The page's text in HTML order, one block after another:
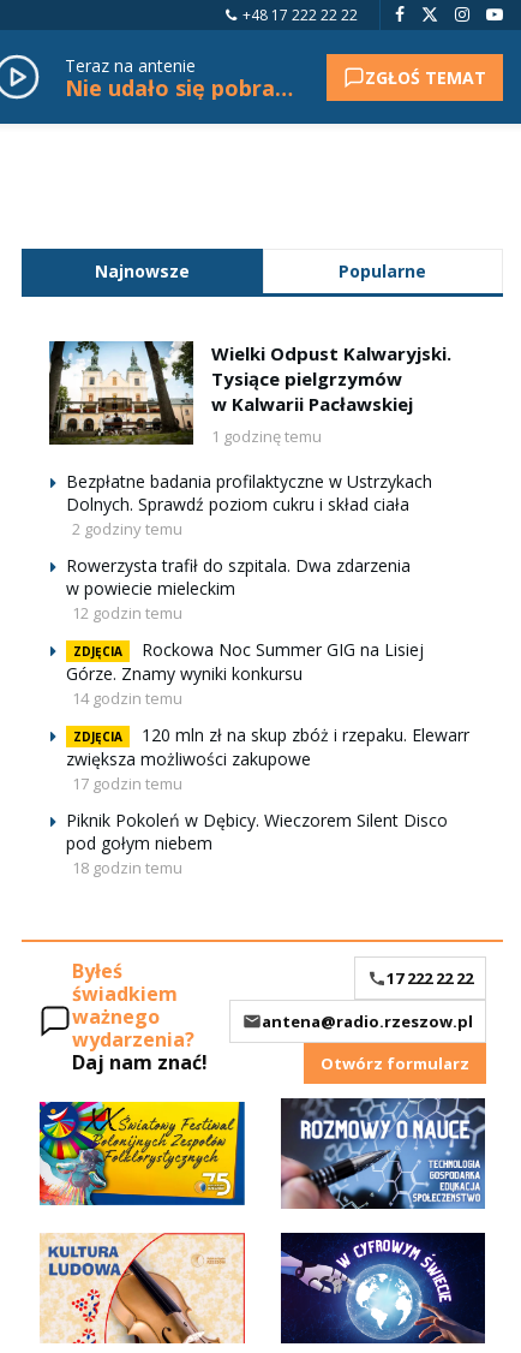
+48 17 222 22 22
Teraz na antenie
Nie udało się pobrać tytułu. ZGŁOŚ TEMAT
Najnowsze Popularne
Wielki Odpust Kalwaryjski.
Tysiące pielgrzymów
w Kalwarii Pacławskiej
1 godzinę temu
Bezpłatne badania profilaktyczne w Ustrzykach
Dolnych. Sprawdź poziom cukru i skład ciała
2 godziny temu
Rowerzysta trafił do szpitala. Dwa zdarzenia
w powiecie mieleckim
12 godzin temu
ZDJĘCIA
Rockowa Noc Summer GIG na Lisiej
Górze. Znamy wyniki konkursu
14 godzin temu
ZDJĘCIA
120 mln zł na skup zbóż i rzepaku. Elewarr
zwiększa możliwości zakupowe
17 godzin temu
Piknik Pokoleń w Dębicy. Wieczorem Silent Disco
pod gołym niebem
18 godzin temu
Byłeś
świadkiem
ważnego
wydarzenia?
Daj nam znać!
17 222 22 22
antena@radio.rzeszow.pl
Otwórz formularz